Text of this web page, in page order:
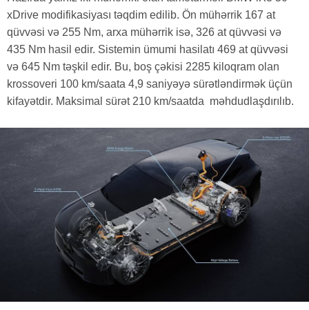
xDrive modifikasiyası təqdim edilib. Ön mühərrik 167 at
qüvvəsi və 255 Nm, arxa mühərrik isə, 326 at qüvvəsi və
435 Nm hasil edir. Sistemin ümumi hasilatı 469 at qüvvəsi
və 645 Nm təşkil edir. Bu, boş çəkisi 2285 kiloqram olan
krossoveri 100 km/saata 4,9 saniyəyə sürətləndirmək üçün
kifayətdir. Maksimal sürət 210 km/saatda məhdudlaşdırılıb.